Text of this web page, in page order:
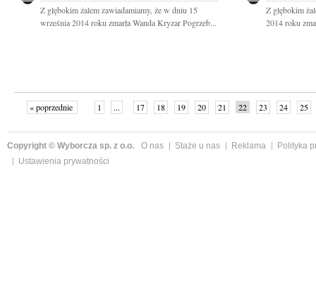
Z głębokim żalem zawiadamiamy, że w dniu 15
września 2014 roku zmarła Wanda Kryzar Pogrzeb...
Z głębokim
2014 roku
« poprzednie 1 ... 17 18 19 20 21 22 23 24
25
Copyright © Wyborcza sp. z o.o. O nas Staże u nas Reklama
Polityka
Ustawienia prywatności